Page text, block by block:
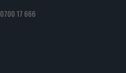
0700 17 666